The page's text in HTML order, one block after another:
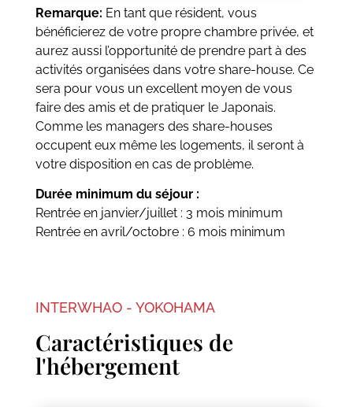
Remarque: En tant que résident, vous
bénéficierez de votre propre chambre privée, et
aurez aussi l’opportunité de prendre part à des
activités organisées dans votre share-house. Ce
sera pour vous un excellent moyen de vous
faire des amis et de pratiquer le Japonais.
Comme les managers des share-houses
occupent eux même les logements, il seront à
votre disposition en cas de problème.
Durée minimum du séjour :
Rentrée en janvier/juillet : 3 mois minimum
Rentrée en avril/octobre : 6 mois minimum
INTERWHAO - YOKOHAMA
Caractéristiques de
l'hébergement